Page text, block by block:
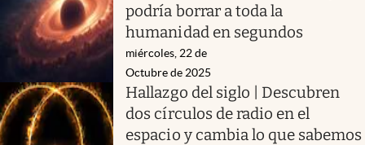
podría borrar a toda la
humanidad en segundos
miércoles, 22 de
Octubre de 2025
Hallazgo del siglo | Descubren
dos círculos de radio en el
espacio y cambia lo que sabemos